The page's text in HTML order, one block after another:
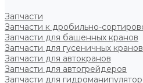
Запчасти
Запчасти к дробильно-
Запчасти для башенных кранов
Запчасти для гусеничных кранов
Запчасти для автокранов
Запчасти для автогрейдеров
Запчасти для